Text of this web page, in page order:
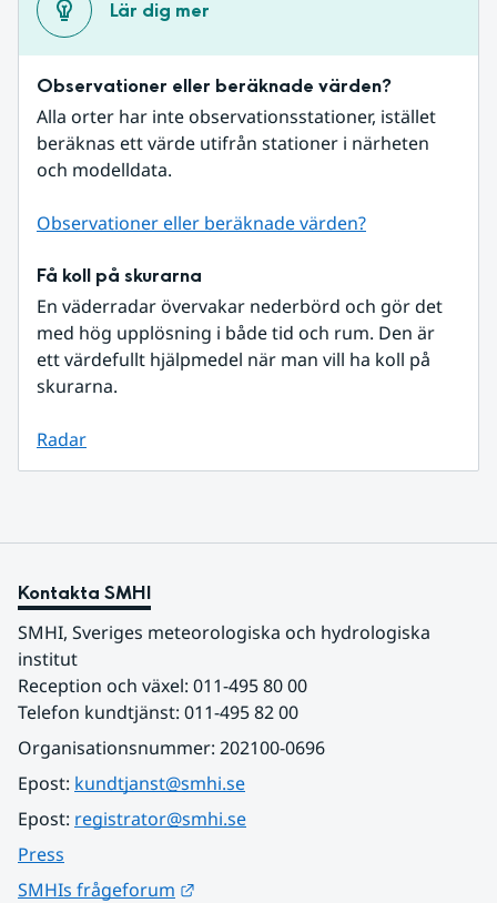
Lär dig mer
Observationer eller beräknade värden?
Alla orter har inte observationsstationer, istället
beräknas ett värde utifrån stationer i närheten
och modelldata.
Observationer eller beräknade värden?
Få koll på skurarna
En väderradar övervakar nederbörd och gör det
med hög upplösning i både tid och rum. Den är
ett värdefullt hjälpmedel när man vill ha koll på
skurarna.
Radar
Kontakta SMHI
SMHI, Sveriges meteorologiska och hydrologiska
institut
Reception och växel: 011-495 80 00
Telefon kundtjänst: 011-495 82 00
Organisationsnummer: 202100-0696
Epost: kundtjanst@smhi.se
Epost: registrator@smhi.se
Press
SMHIs frågeforum